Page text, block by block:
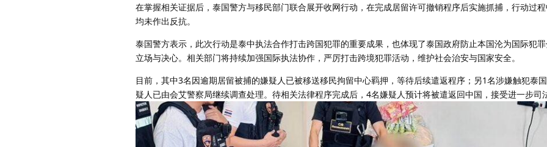
在掌握相关证据后，泰国警方与移民部门联合展开收网行动，在完成居留许可撤销程序后实施抓捕，行动过
均未作出反抗。
泰国警方表示，此次行动是泰中执法合作打击跨国犯罪的重要成果，也体现了泰国政府防止本国沦为国际犯
立场与决心。相关部门将持续加强国际执法协作，严厉打击跨境犯罪活动，维护社会治安与国家安全。
目前，其中3名因逾期居留被捕的嫌疑人已被移送移民拘留中心羁押，等待后续遣返程序；另1名涉嫌触犯泰
疑人已由会艾警察局继续调查处理。待相关法律程序完成后，4名嫌疑人预计将被遣返回中国，接受进一步司